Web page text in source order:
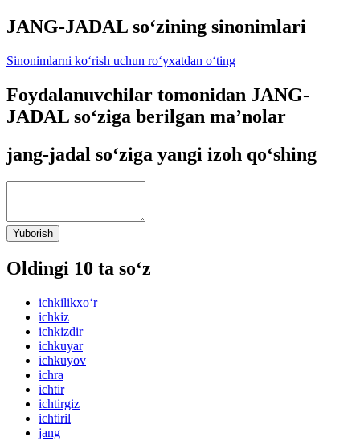
JANG-JADAL so‘zining sinonimlari
Sinonimlarni ko‘rish uchun ro‘yxatdan o‘ting
Foydalanuvchilar tomonidan JANG-
JADAL so‘ziga berilgan ma’nolar
jang-jadal so‘ziga yangi izoh qo‘shing
Yuborish
Oldingi 10 ta so‘z
ichkilikxo‘r
ichkiz
ichkizdir
ichkuyar
ichkuyov
ichra
ichtir
ichtirgiz
ichtiril
jang